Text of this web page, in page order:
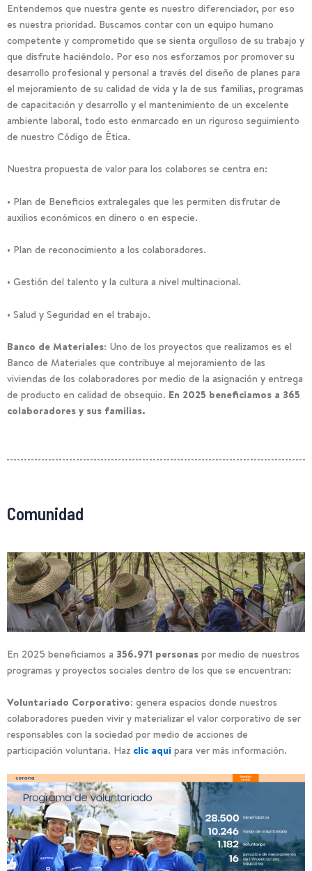
Entendemos que nuestra gente es nuestro diferenciador, por eso
es nuestra prioridad. Buscamos contar con un equipo humano
competente y comprometido que se sienta orgulloso de su trabajo y
que disfrute haciéndolo. Por eso nos esforzamos por promover su
desarrollo profesional y personal a través del diseño de planes para
el mejoramiento de su calidad de vida y la de sus familias, programas
de capacitación y desarrollo y el mantenimiento de un excelente
ambiente laboral, todo esto enmarcado en un riguroso seguimiento
de nuestro Código de Ética.
Nuestra propuesta de valor para los colabores se centra en:
• Plan de Beneficios extralegales que les permiten disfrutar de
auxilios económicos en dinero o en especie.
• Plan de reconocimiento a los colaboradores.
• Gestión del talento y la cultura a nivel multinacional.
• Salud y Seguridad en el trabajo.
Banco de Materiales: Uno de los proyectos que realizamos es el
Banco de Materiales que contribuye al mejoramiento de las
viviendas de los colaboradores por medio de la asignación y entrega
de producto en calidad de obsequio. En 2025 beneficiamos a 365
colaboradores y sus familias.
Comunidad
En 2025 beneficiamos a 356.971 personaspor medio de nuestros
programas y proyectos sociales dentro de los que se encuentran:
Voluntariado Corporativo: genera espacios donde nuestros
colaboradores pueden vivir y materializar el valor corporativo de ser
responsables con la sociedad por medio de acciones de
participación voluntaria. Haz clic aquípara ver más información.